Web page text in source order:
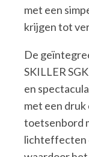
met een
krijgen tot
De
SKILLER
en
met een druk
toetsenbord
lichteffecten